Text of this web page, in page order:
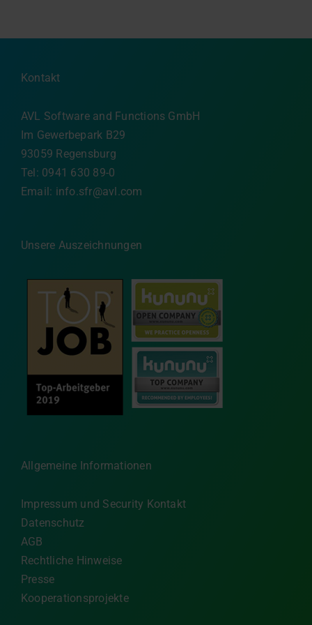
Kontakt
AVL Software and Functions GmbH
Im Gewerbepark B29
93059 Regensburg
Tel: 0941 630 89-0
Email: info.sfr@avl.com
Unsere Auszeichnungen
Allgemeine Informationen
Impressum und Security Kontakt
Datenschutz
AGB
Rechtliche Hinweise
Presse
Kooperationsprojekte